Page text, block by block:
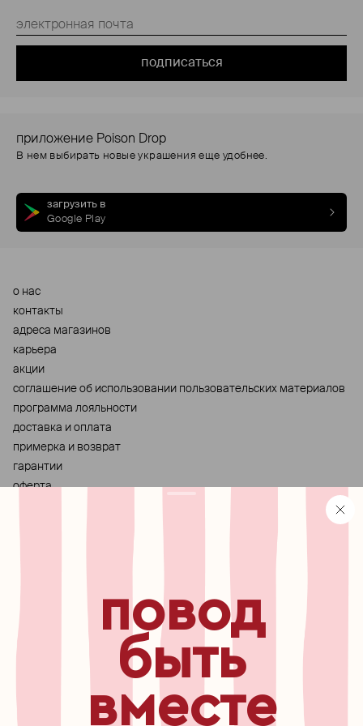
подписаться
приложение Poison Drop
В нем выбирать новые украшения еще удобнее.
загрузить в
Google Play
о нас
контакты
адреса магазинов
карьера
акции
cоглашение об использовании пользовательских материалов
программа лояльности
доставка и оплата
примерка и возврат
гарантии
оферта
бесплатный звонок по России
узнавайте первыми о
новинках, специальных
мероприятиях, скидках иповод
быть
вместе